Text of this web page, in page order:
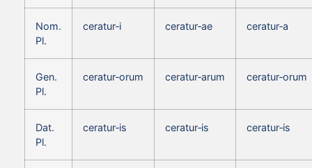
Nom.
Pl.
ceratur‑i ceratur‑ae ceratur‑a
Gen.
Pl.
ceratur‑orum ceratur‑arum ceratur‑orum
Dat.
Pl.
ceratur‑is ceratur‑is ceratur‑is